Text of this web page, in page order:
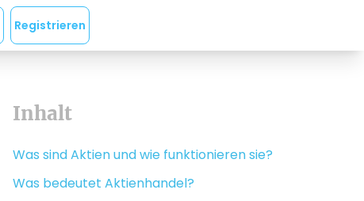
Registrieren
Inhalt
Was sind Aktien und wie funktionieren sie?
Was bedeutet Aktienhandel?